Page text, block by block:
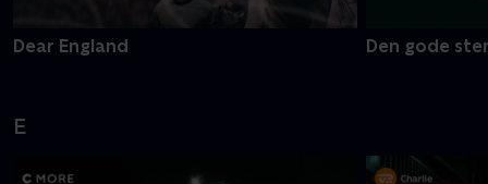
Dear England Den gode
E